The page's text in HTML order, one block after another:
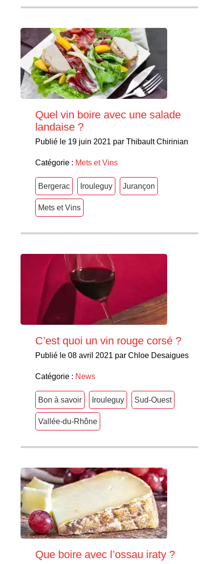
Quel vin boire avec une salade
landaise ?
Publié le 19 juin 2021 par Thibault Chirinian
Catégorie : Mets et Vins
Bergerac Irouleguy Jurançon
Mets et Vins
C’est quoi un vin rouge corsé ?
Publié le 08 avril 2021 par Chloe Desaigues
Catégorie : News
Bon à savoir Irouleguy Sud-Ouest
Vallée-du-Rhône
Que boire avec l’ossau iraty ?